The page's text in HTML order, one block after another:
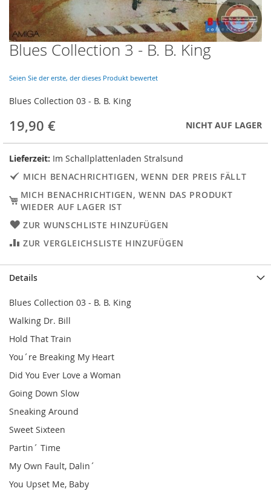
Skip
to
beginning
of
the
images
gallery
Blues Collection 3 - B. B. King
Seien Sie der erste, der dieses Produkt bewertet
Blues Collection 03 - B. B. King
19,90 € NICHT AUF LAGER
Lieferzeit: Im Schallplattenladen Stralsund
MICH BENACHRICHTIGEN, WENN DER PREIS FÄLLT
MICH BENACHRICHTIGEN, WENN DAS PRODUKT
WIEDER AUF LAGER IST
ZUR WUNSCHLISTE HINZUFÜGEN
ZUR VERGLEICHSLISTE HINZUFÜGEN
Details
Blues Collection 03 - B. B. King
Walking Dr. Bill
Hold That Train
You´re Breaking My Heart
Did You Ever Love a Woman
Going Down Slow
Sneaking Around
Sweet Sixteen
Partin´ Time
My Own Fault, Dalin´
You Upset Me, Baby